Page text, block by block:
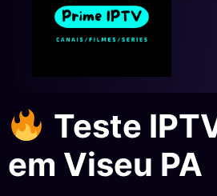
Teste
em Viseu PA